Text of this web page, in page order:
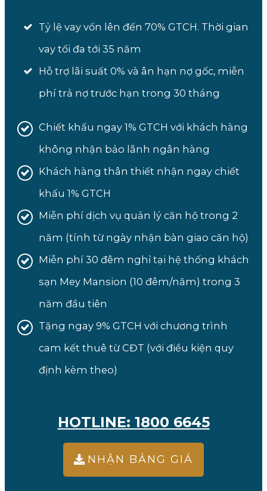
Tỷ lệ vay vốn lên đến 70% GTCH. Thời gian
vay tối đa tới 35 năm
Hỗ trợ lãi suất 0% và ân hạn nợ gốc, miễn
phí trả nợ trước hạn trong 30 tháng
Chiết khấu ngay 1% GTCH với khách hàng
không nhận bảo lãnh ngân hàng
Khách hàng thân thiết nhận ngay chiết
khấu 1% GTCH
Miễn phí dịch vụ quản lý căn hộ trong 2
năm (tính từ ngày nhận bàn giao căn hộ)
Miễn phí 30 đêm nghỉ tại hệ thống khách
sạn Mey Mansion (10 đêm/năm) trong 3
năm đầu tiên
Tặng ngay 9% GTCH với chương trình
cam kết thuê từ CĐT (với điều kiện quy
định kèm theo)
HOTLINE: 1800 6645
NHẬN BẢNG GIÁ